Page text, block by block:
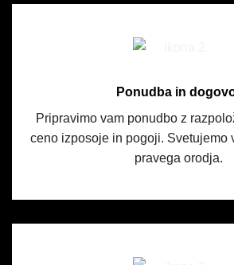
Ponudba in
Pripravimo vam ponudbo z
ceno izposoje in pogoji. Svetujemo
pravega orodja.